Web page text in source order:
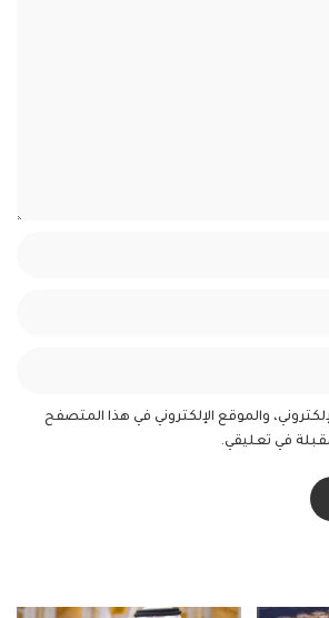
والموقع الإلكتروني في هذا المتصفح
في تعليقي.